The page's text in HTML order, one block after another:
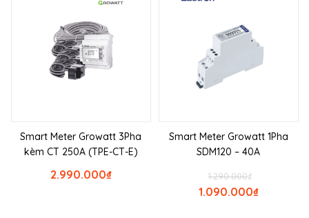
Smart Meter Growatt 3Pha
kèm CT 250A (TPE-CT-E)
₫
2.990.000
Smart Meter Growatt 1Pha
SDM120 – 40A
₫
1.290.000
₫
1.090.000